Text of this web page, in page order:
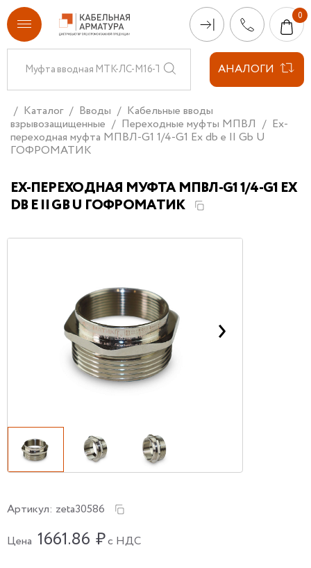
АНАЛОГИ
Каталог Вводы
Кабельные вводы
взрывозащищенные
Переходные муфты МПВЛ
Ex-
переходная муфта МПВЛ-G1 1/4-G1 Ех db e II Gb U
ГОФРОМАТИК
EX-ПЕРЕХОДНАЯ МУФТА МПВЛ-G1 1/4-G1 ЕХ
DB E II GB U ГОФРОМАТИК
Артикул: zeta30586
Цена 1661.86 ₽с НДС